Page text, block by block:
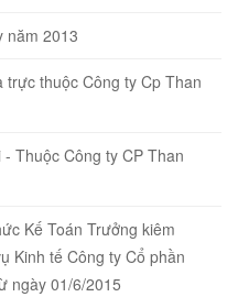
năm 2013
thuộc Công ty Cp Than
Thuộc Công ty CP Than
Kế Toán Trưởng kiêm
Kinh tế Công ty Cổ phần
ngày 01/6/2015